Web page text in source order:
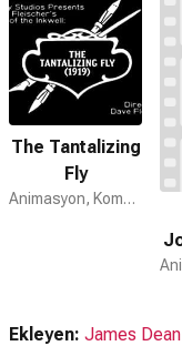
The Tantalizing
Fly
Animasyon, Komedi
Ekleyen: James Dean